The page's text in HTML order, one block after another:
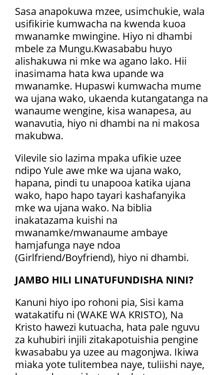
Sasa anapokuwa mzee, usimchukie, wala
usifikirie kumwacha na kwenda kuoa
mwanamke mwingine. Hiyo ni dhambi
mbele za Mungu.Kwasababu huyo
alishakuwa ni mke wa agano lako. Hii
inasimama hata kwa upande wa
mwanamke. Hupaswi kumwacha mume
wa ujana wako, ukaenda kutangatanga na
wanaume wengine, kisa wanapesa, au
wanavutia, hiyo ni dhambi na ni makosa
makubwa.
Vilevile sio lazima mpaka ufikie uzee
ndipo Yule awe mke wa ujana wako,
hapana, pindi tu unapooa katika ujana
wako, hapo hapo tayari kashafanyika
mke wa ujana wako. Na biblia
inakatazama kuishi na
mwanamke/mwanaume ambaye
hamjafunga naye ndoa
(Girlfriend/Boyfriend), hiyo ni dhambi.
JAMBO HILI LINATUFUNDISHA NINI?
Kanuni hiyo ipo rohoni pia, Sisi kama
watakatifu ni (WAKE WA KRISTO), Na
Kristo hawezi kutuacha, hata pale nguvu
za kuhubiri injili zitakapotuishia pengine
kwasababu ya uzee au magonjwa. Ikiwa
miaka yote tulitembea naye, tuliishi naye,